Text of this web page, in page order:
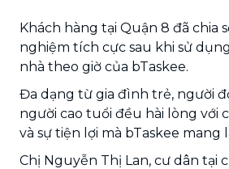
Khách hàng tại Quận 8 đã chia
nghiệm tích cực sau khi sử
nhà theo giờ của bTaskee.
Đa dạng từ gia đình trẻ, người
người cao tuổi đều hài lòng với
và sự tiện lợi mà bTaskee mang
Chị Nguyễn Thị Lan, cư dân tại